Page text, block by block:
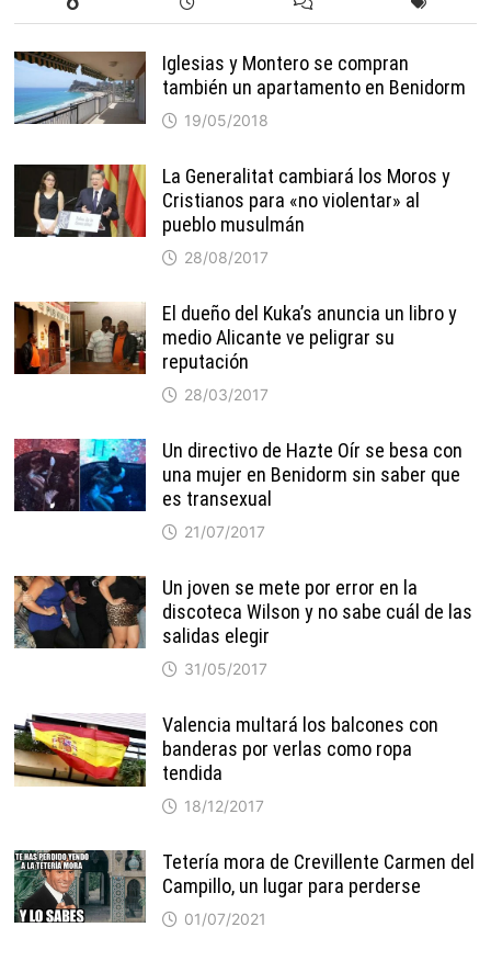
Iglesias y Montero se compran
también un apartamento en Benidorm
19/05/2018
La Generalitat cambiará los Moros y
Cristianos para «no violentar» al
pueblo musulmán
28/08/2017
El dueño del Kuka’s anuncia un libro y
medio Alicante ve peligrar su
reputación
28/03/2017
Un directivo de Hazte Oír se besa con
una mujer en Benidorm sin saber que
es transexual
21/07/2017
Un joven se mete por error en la
discoteca Wilson y no sabe cuál de las
salidas elegir
31/05/2017
Valencia multará los balcones con
banderas por verlas como ropa
tendida
18/12/2017
Tetería mora de Crevillente Carmen del
Campillo, un lugar para perderse
01/07/2021